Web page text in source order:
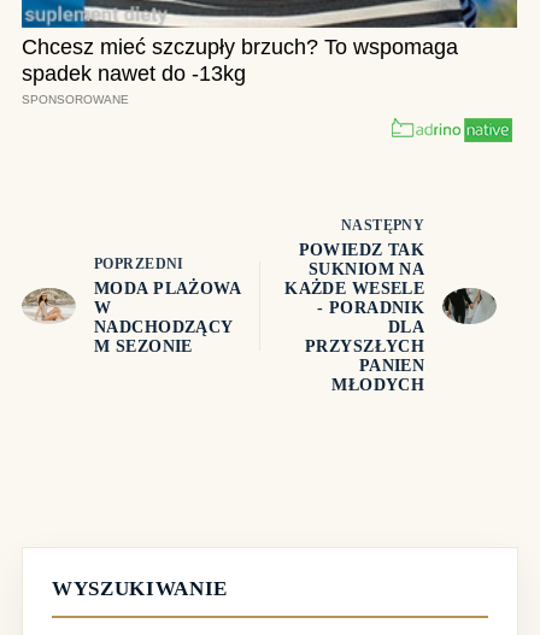
POPRZEDNI
MODA PLAŻOWA
W
NADCHODZĄCY
M SEZONIE
NASTĘPNY
POWIEDZ TAK
SUKNIOM NA
KAŻDE WESELE
- PORADNIK
DLA
PRZYSZŁYCH
PANIEN
MŁODYCH
WYSZUKIWANIE